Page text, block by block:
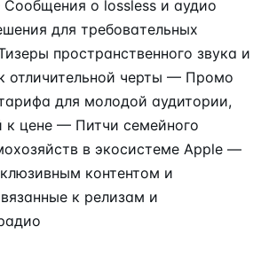
о lossless и аудио
для требовательных
пространственного звука и
отличительной черты — Промо
для молодой аудитории,
к цене — Питчи семейного
в экосистеме Apple —
контентом и
к релизам и